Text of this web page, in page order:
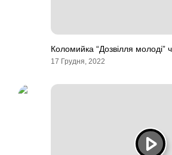
Коломийка “Дозвілля молоді”
17 Грудня, 2022